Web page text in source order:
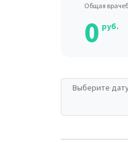
Общая
0 руб.
Выберите